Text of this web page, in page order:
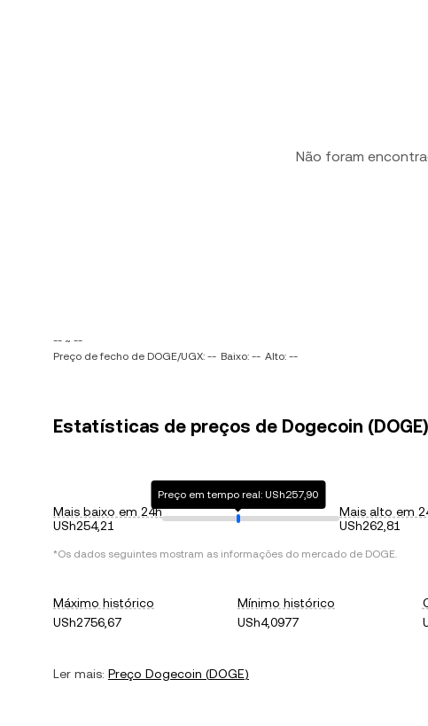
Não foram
-- ~ --
Preço de fecho de DOGE/UGX: -- Baixo: -- Alto: --
Estatísticas de preços de Dogecoin
Mais baixo em 24h
USh254,21
Preço em tempo real: USh257,90
Mais alto em
USh262,81
*Os dados seguintes mostram as informações do mercado de DOGE.
Máximo histórico
USh2756,67
Mínimo histórico
USh4,0977
Ler mais: Preço Dogecoin (DOGE)